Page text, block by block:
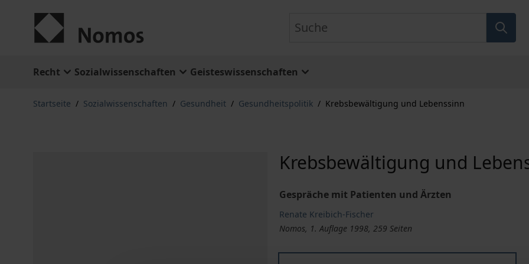
Recht Sozialwissenschaften Geisteswissenschaften
Startseite / Sozialwissenschaften / Gesundheit / Gesundheitspolitik / Krebsbewältigung und Lebenssinn
Krebsbewältigung und
Gespräche mit Patienten und Ärzten
Renate Kreibich-Fischer
Nomos, 1. Auflage 1998, 259 Seiten